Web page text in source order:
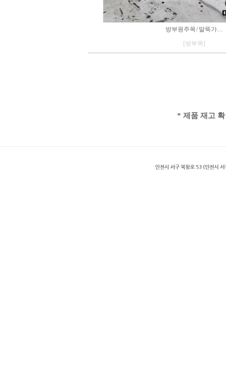
방부원주목 / 말뚝가…
[방부목]
* 제품 재고